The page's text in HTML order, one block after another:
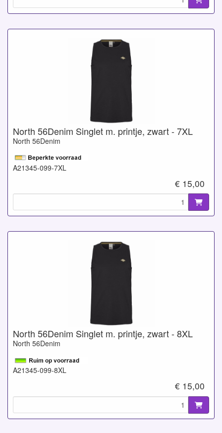
North 56Denim Singlet m. printje, zwart - 7XL
North 56Denim
A21345-099-7XL
€ 15,00
North 56Denim Singlet m. printje, zwart - 8XL
North 56Denim
A21345-099-8XL
€ 15,00